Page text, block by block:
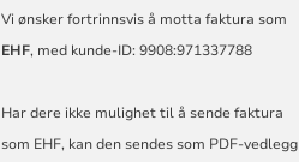
Vi ønsker fortrinnsvis å motta faktura som
EHF, med kunde-ID: 9908:971337788
Har dere ikke mulighet til å sende faktura
som EHF, kan den sendes som PDF-vedlegg